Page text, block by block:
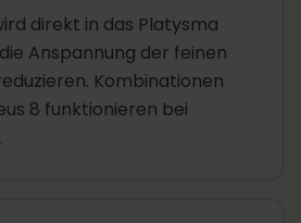
direkt in das Platysma
Anspannung der feinen
Kombinationen
8 funktionieren bei